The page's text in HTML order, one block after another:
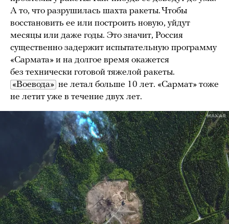
А то, что разрушилась шахта ракеты. Чтобы
восстановить ее или построить новую, уйдут
месяцы или даже годы. Это значит, Россия
существенно задержит испытательную программу
«Сармата» и на долгое время окажется
без технически готовой тяжелой ракеты.
«Воевода» не летал больше 10 лет. «Сармат» тоже
не летит уже в течение двух лет.